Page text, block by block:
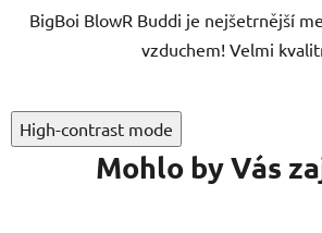
hvězdiček.
BigBoi BlowR Buddi je nejšetrnější
vzduchem! Velmi
High-contrast mode
Mohlo by Vás